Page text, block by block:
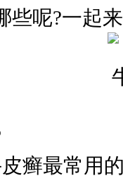
些呢?一起
癣最常用